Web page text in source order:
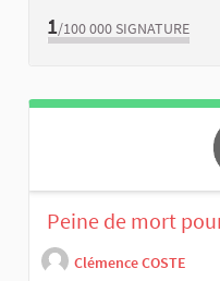
1/100 000 SIGNATURE
Peine de mort
Clémence COSTE